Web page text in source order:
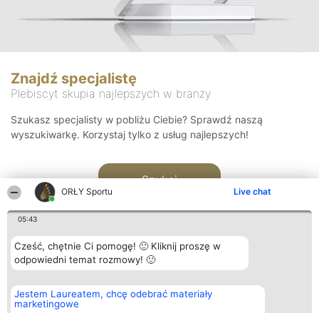
ORŁY Sportu Live chat
05:43
Cześć, chętnie Ci pomogę! 🙂 Kliknij proszę w
odpowiedni temat rozmowy! 🙂
Jestem Laureatem, chcę odebrać materiały
marketingowe
Znajdź specjalistę
Plebiscyt skupia najlepszych w branży
Szukasz specjalisty w pobliżu Ciebie? Sprawdź naszą
wyszukiwarkę. Korzystaj tylko z usług najlepszych!
Szukaj
Organizator plebiscytu
Bright Side Solutions sp. z o.
o. sp. k.
Plebiscyt
Laureaci
Kontakt
Kontakt